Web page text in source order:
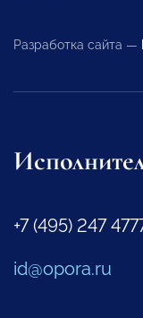
Разработка сайта —
+7 (495) 247
id@opora.ru